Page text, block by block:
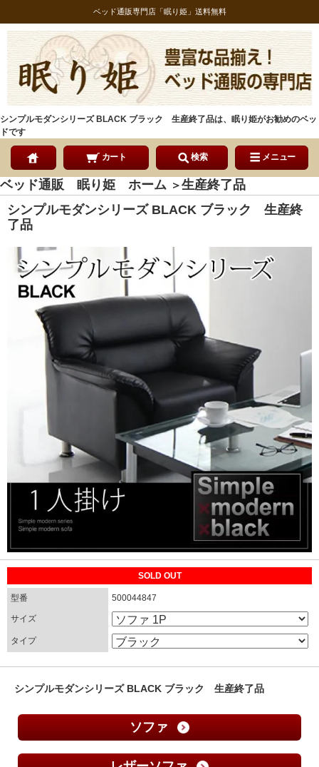
ベッド通販専門店「眠り姫」送料無料
シンプルモダンシリーズ BLACK ブラック 生産終了品は、眠り姫がお勧めのベッ
ドです
カート 検索 メニュー
ベッド通販 眠り姫 ホーム ＞生産終了品
シンプルモダンシリーズ BLACK ブラック 生産終
了品
SOLD OUT
型番 500044847
サイズ
タイプ
シンプルモダンシリーズ BLACK ブラック 生産終了品
ソファ